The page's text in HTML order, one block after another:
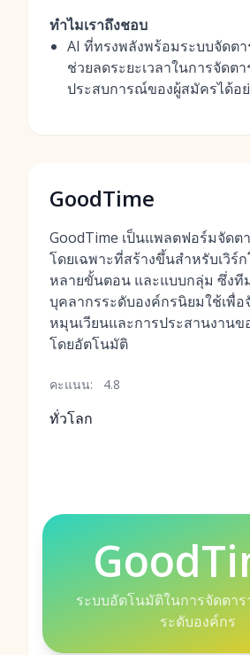
ทำไมเราถึงชอบ
AI ที่ทรงพลังพร้อมระบบจัดต
ช่วยลดระยะเวลาในการจัดต
ประสบการณ์ของผู้สมัครได้อ
GoodTime
GoodTime เป็นแพลตฟอร์มจัด
โดยเฉพาะที่สร้างขึ้นสำหรับเวิร์
หลายขั้นตอน และแบบกลุ่ม ซึ่งที
บุคลากรระดับองค์กรนิยมใช้เพื่อ
หมุนเวียนและการประสานงาน
โดยอัตโนมัติ
คะแนน: 4.8
ทั่วโลก
ระบบอัตโนมัติในการจัดตา
ระดับองค์กร